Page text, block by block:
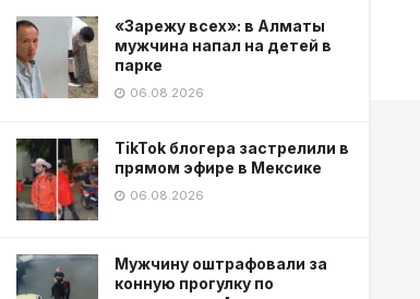
«Зарежу всех»: в Алматы
мужчина напал на детей в
парке
06.08.2026
TikTok блогера застрелили в
прямом эфире в Мексике
06.08.2026
Мужчину оштрафовали за
конную прогулку по